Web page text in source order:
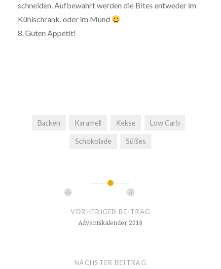
schneiden. Aufbewahrt werden die Bites entweder im
Kühlschrank, oder im Mund
8. Guten Appetit!
Backen Karamell Kekse Low Carb
Schokolade Süßes
Beitragsnavigation
VORHERIGER BEITRAG
Adventskalender 2018
NÄCHSTER BEITRAG